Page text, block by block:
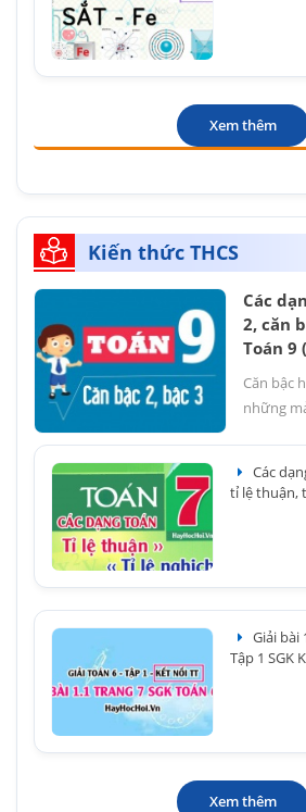
Xem thêm
Kiến thức THCS
Các
2, căn
Toán 9
Căn bậc
những
Các
tỉ lệ thuận,
Giải bài
Tập 1 SGK
Xem thêm